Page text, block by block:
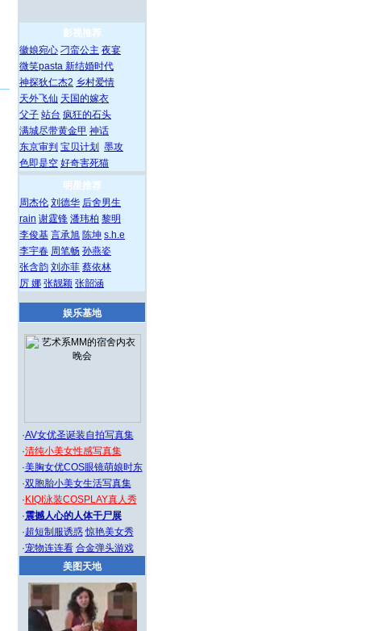
影视推荐
徽娘宛心 刁蛮公主 夜宴
微笑pasta 新结婚时代
神探狄仁杰2 乡村爱情
天外飞仙 天国的嫁衣
父子 站台 疯狂的石头
满城尽带黄金甲 神话
东京审判 宝贝计划
墨攻
色即是空 好奇害死猫
明星推荐
周杰伦 刘德华 后舍男生
rain 谢霆锋 潘玮柏 黎明
李俊基 言承旭 陈坤 s.h.e
李宇春 周笔畅 孙燕姿
张含韵 刘亦菲 蔡依林
厉 娜 张靓颖 张韶涵
娱乐基地
·AV女优圣诞装自拍写真集
·清纯小美女性感写真集
·美胸女优COS眼镜萌娘时东
·双胞胎小美女生活写真集
· KIQI泳装COSPLAY真人秀
·震撼人心的人体干尸展
·超短制服诱惑 惊艳美女秀
·宠物连连看 合金弹头游戏
美图天地